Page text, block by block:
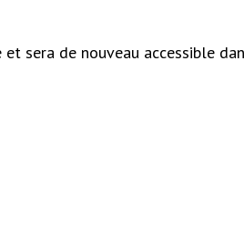
sera de nouveau accessible